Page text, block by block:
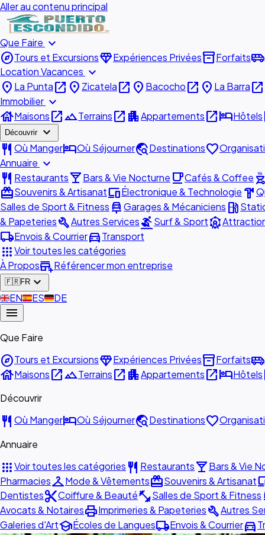
Aller au contenu principal
Que Faire expand_more
exploreTours et ExcursionsdiamondExpériences Privéesinventory_2Forfaitsairport_shuttle
Location Vacances expand_more
place La Puntaopen_in_new place Zicatelaopen_in_new place Bacochoopen_in_new place La Barraopen_in_new
Immobilier expand_more
houseMaisonsopen_in_newlandscapeTerrainsopen_in_new apartmentAppartementsopen_in_newhotelHôtels
Découvrir expand_more
restaurant Où MangerhotelOù Séjournertravel_exploreDestinationsfavorite
Annuaire expand_more
restaurant Restaurantslocal_barBars & Vie Nocturne local_cafeCafés & Coffee outdoor_grill
redeemSouvenirs & ArtisanatdevicesÉlectronique & Technologie hardware
Salles de Sport & Fitness car_repairGarages & Mécaniciens local_gas_station
& PapeteriesbuildAutres ServicessurfingSurf & Sportattractions
local_shippingEnvois & Courrierdirections_carTransport
appsVoir toutes les catégories
À Proposadd_businessRéférencer mon entreprise
🇫🇷FR expand_more
🇬🇧EN🇪🇸ES🇩🇪DE
menu
Que Faire
exploreTours et ExcursionsdiamondExpériences Privéesinventory_2Forfaitsairport_shuttle
houseMaisonsopen_in_newlandscapeTerrainsopen_in_new apartmentAppartementsopen_in_newhotelHôtels
Découvrir
restaurant Où MangerhotelOù Séjournertravel_exploreDestinationsfavorite
Annuaire
appsVoir toutes les catégories restaurant Restaurantslocal_barBars & Vie
PharmaciescheckroomMode & VêtementsredeemSouvenirs & Artisanat
Dentistescontent_cutCoiffure & Beautéfitness_centerSalles de Sport & Fitness
Avocats & NotairesprintImprimeries & PapeteriesbuildAutres
Galeries d'ArtschoolÉcoles de Langueslocal_shippingEnvois & Courrierdirections_car